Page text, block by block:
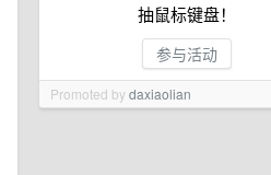
抽鼠标键盘！
参与活动
Promoted bydaxiaolian